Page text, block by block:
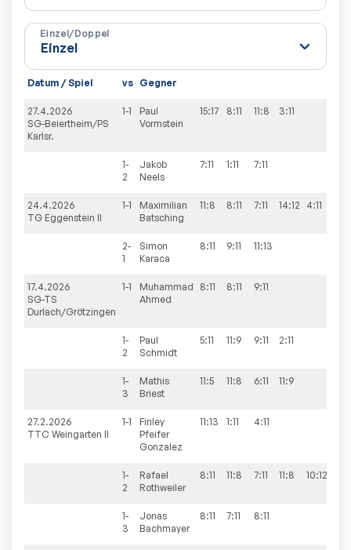
Einzel/Doppel
Datum / Spiel vs Gegner
27.4.2026
SG-Beiertheim/PS
Karlsr.
1-1
Paul
Vormstein
15:17 8:11 11:8 3:11
1-
2
Jakob
Neels
7:11 1:11 7:11
24.4.2026
TG Eggenstein II
1-1
Maximilian
Batsching
11:8 8:11 7:11 14:12 4:11
2-
1
Simon
Karaca
8:11 9:11 11:13
17.4.2026
SG-TS
Durlach/Grötzingen
1-1
Muhammad
Ahmed
8:11 8:11 9:11
1-
2
Paul
Schmidt
5:11 11:9 9:11 2:11
1-
3
Mathis
Briest
11:5 11:8 6:11 11:9
27.2.2026
TTC Weingarten II
1-1
Finley
Pfeifer
Gonzalez
11:13 1:11 4:11
1-
2
Rafael
Rothweiler
8:11 11:8 7:11 11:8 10:12
1-
3
Jonas
Bachmayer
8:11 7:11 8:11